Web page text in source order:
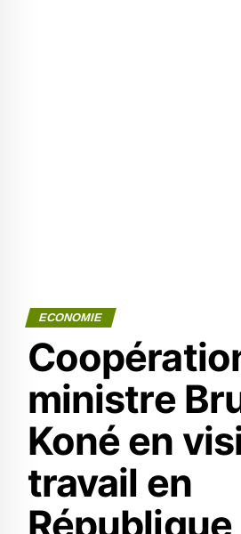
ECONOMIE
ministre
Koné en
travail en